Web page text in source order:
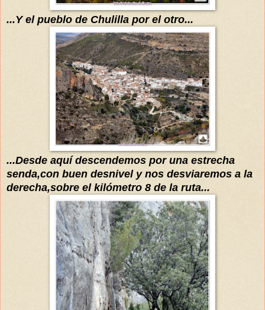
...Y el pueblo de Chulilla por el otro...
...Desde aquídescendemos por una estrecha
senda,con buen desnivel y nos desviaremos a la
derecha,sobre el kilómetro 8 de la ruta...